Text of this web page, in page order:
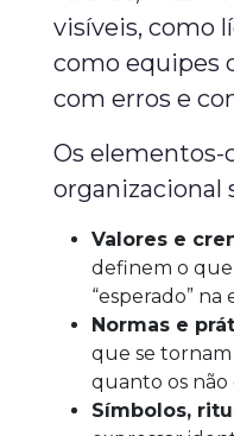
visíveis, como
como equipes
com erros e
Os elementos-
organizacional
Valores e
definem o que
“esperado” na
Normas e
que se
quanto os não
Símbolos,